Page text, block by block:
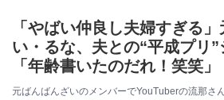
「やばい仲良し夫婦すぎる
い・るな、夫との“平成プリ”
「年齢書いたのだれ！笑笑」
元ばんばんざいのメンバーでYouTuberの流那さ